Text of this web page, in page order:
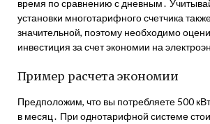
время по сравнению с дневным․
установки многотарифного счетчика
значительной, поэтому необходимо
инвестиция за счет экономии на
Пример расчета экономии
Предположим, что вы потребляете 500
в месяц․ При однотарифной системе